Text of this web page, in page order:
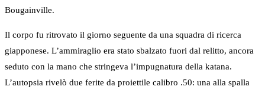
Bougainville.
Il corpo fu ritrovato il giorno seguente da una squadra di ricerca
giapponese. L’ammiraglio era stato sbalzato fuori dal relitto, ancora
seduto con la mano che stringeva l’impugnatura della katana.
L’autopsia rivelò due ferite da proiettile calibro .50: una alla spalla